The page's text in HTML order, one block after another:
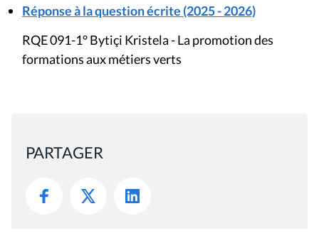
Réponse à la question écrite (2025 - 2026)
RQE 091-1° Bytiçi Kristela - La promotion des
formations aux métiers verts
PARTAGER